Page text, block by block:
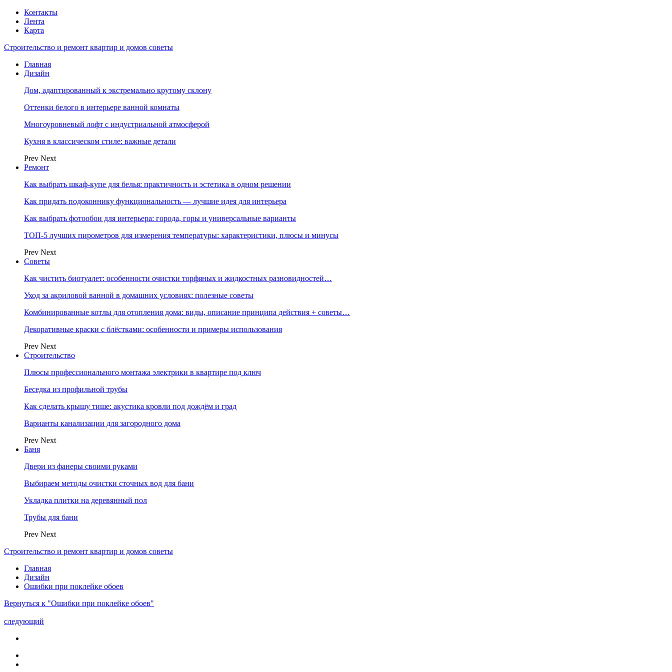
Контакты
Лента
Карта
Строительство и ремонт квартир и домов советы
Главная
Дизайн
Дом, адаптированный к экстремально крутому склону
Оттенки белого в интерьере ванной комнаты
Многоуровневый лофт с индустриальной атмосферой
Кухня в классическом стиле: важные детали
Prev Next
Ремонт
Как выбрать шкаф-купе для белья: практичность и эстетика в одном решении
Как придать подоконнику функциональность — лучшие идея для интерьера
Как выбрать фотообои для интерьера: города, горы и универсальные варианты
ТОП-5 лучших пирометров для измерения температуры: характеристики, плюсы и минусы
Prev Next
Советы
Как чистить биотуалет: особенности очистки торфяных и жидкостных разновидностей…
Уход за акриловой ванной в домашних условиях: полезные советы
Комбинированные котлы для отопления дома: виды, описание принципа действия + советы…
Декоративные краски с блёстками: особенности и примеры использования
Prev Next
Строительство
Плюсы профессионального монтажа электрики в квартире под ключ
Беседка из профильной трубы
Как сделать крышу тише: акустика кровли под дождём и град
Варианты канализации для загородного дома
Prev Next
Баня
Двери из фанеры своими руками
Выбираем методы очистки сточных вод для бани
Укладка плитки на деревянный пол
Трубы для бани
Prev Next
Строительство и ремонт квартир и домов советы
Главная
Дизайн
Ошибки при поклейке обоев
Вернуться к "Ошибки при поклейке обоев"
следующий